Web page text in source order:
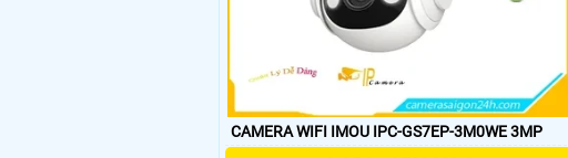
CAMERA WIFI IMOU IPC-GS7EP-3M0WE 3MP